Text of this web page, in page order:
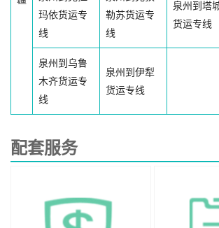
玛依货运专
线
勒苏货运专
线
泉州到塔
货运专线
泉州到乌鲁
木齐货运专
线
泉州到伊犁
货运专线
配套服务